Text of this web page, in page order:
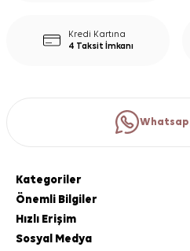
Kredi Kartına
4 Taksit İmkanı
Kategoriler
Önemli Bilgiler
Hızlı Erişim
Sosyal Medya